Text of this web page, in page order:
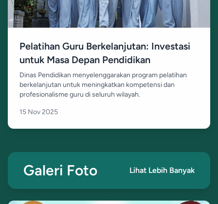
Pelatihan Guru Berkelanjutan: Investasi
untuk Masa Depan Pendidikan
Dinas Pendidikan menyelenggarakan program pelatihan
berkelanjutan untuk meningkatkan kompetensi dan
profesionalisme guru di seluruh wilayah.
15 Nov 2025
Galeri Foto Lihat Lebih Banyak